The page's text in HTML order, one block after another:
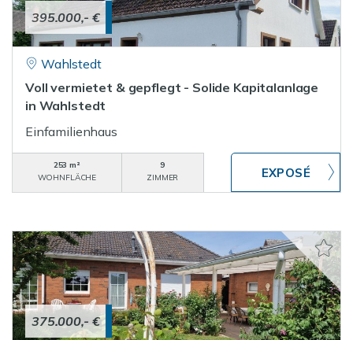
395.000,- €
Wahlstedt
Voll vermietet & gepflegt - Solide Kapitalanlage
in Wahlstedt
Einfamilienhaus
253 m²
WOHNFLÄCHE
9
ZIMMER
375.000,- €